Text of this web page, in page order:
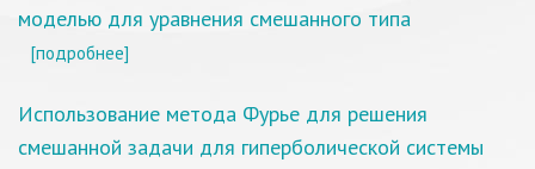
моделью для уравнения смешанного типа
[подробнее]
Использование метода Фурье для решения
смешанной задачи для гиперболической системы